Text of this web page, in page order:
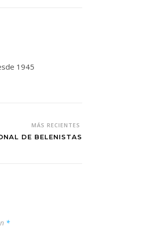
1945
MÁS RECIENTES
DE BELENISTAS
*